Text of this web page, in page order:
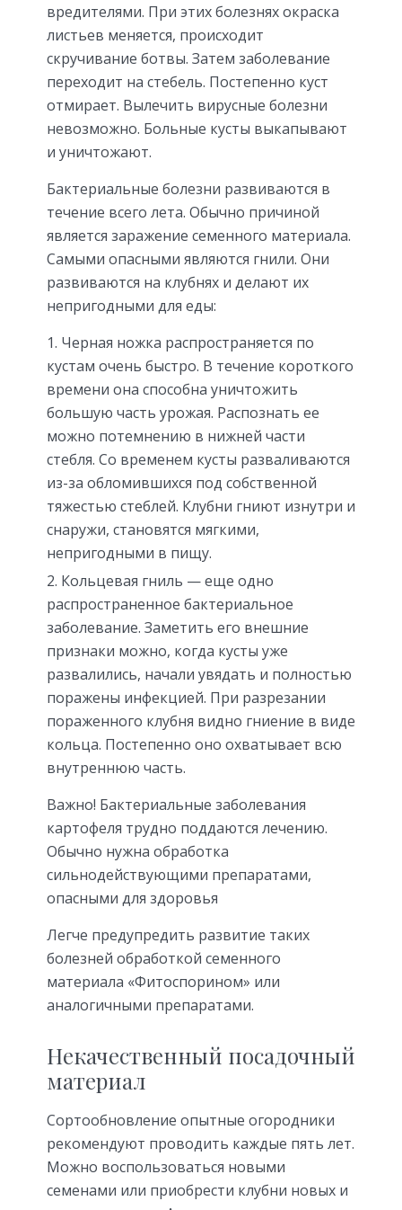
вредителями. При этих болезнях окраска
листьев меняется, происходит
скручивание ботвы. Затем заболевание
переходит на стебель. Постепенно куст
отмирает. Вылечить вирусные болезни
невозможно. Больные кусты выкапывают
и уничтожают.
Бактериальные болезни развиваются в
течение всего лета. Обычно причиной
является заражение семенного материала.
Самыми опасными являются гнили. Они
развиваются на клубнях и делают их
непригодными для еды:
Черная ножка распространяется по
кустам очень быстро. В течение короткого
времени она способна уничтожить
большую часть урожая. Распознать ее
можно потемнению в нижней части
стебля. Со временем кусты разваливаются
из-за обломившихся под собственной
тяжестью стеблей. Клубни гниют изнутри и
снаружи, становятся мягкими,
непригодными в пищу.
Кольцевая гниль — еще одно
распространенное бактериальное
заболевание. Заметить его внешние
признаки можно, когда кусты уже
развалились, начали увядать и полностью
поражены инфекцией. При разрезании
пораженного клубня видно гниение в виде
кольца. Постепенно оно охватывает всю
внутреннюю часть.
Важно! Бактериальные заболевания
картофеля трудно поддаются лечению.
Обычно нужна обработка
сильнодействующими препаратами,
опасными для здоровья
Легче предупредить развитие таких
болезней обработкой семенного
материала «Фитоспорином» или
аналогичными препаратами.
Некачественный посадочный
материал
Сортообновление опытные огородники
рекомендуют проводить каждые пять лет.
Можно воспользоваться новыми
семенами или приобрести клубни новых и